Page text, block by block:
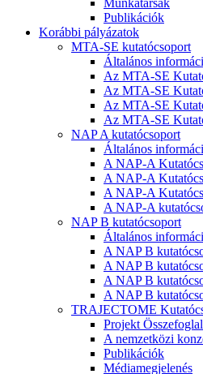
Publikációk
Korábbi pályázatok
MTA-SE kutatócsoport
Általános
Az MTA-SE
Az MTA-SE
Az MTA-SE
Az MTA-SE
NAP A kutatócsoport
Általános
A NAP-A
A NAP-A
A NAP-A
A NAP-A
NAP B kutatócsoport
Általános
A NAP B
A NAP B
A NAP B
A NAP B
TRAJECTOME
Projekt
A nemzetközi
Publikációk
Médiamegjelenés